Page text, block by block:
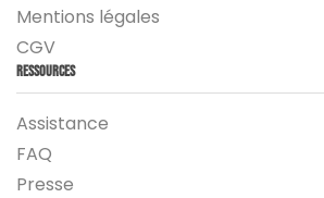
Mentions légales
CGV
Ressources
Assistance
FAQ
Presse